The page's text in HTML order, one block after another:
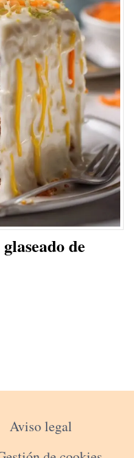
de
Aviso legal